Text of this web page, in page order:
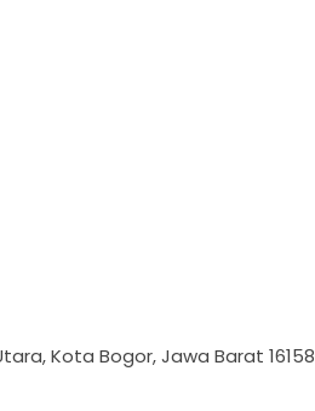
Kota Bogor, Jawa Barat 16158